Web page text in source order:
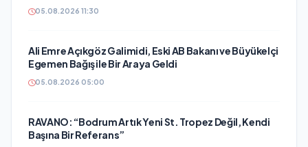
05.08.2026 11:30
Ali Emre Açıkgöz Galimidi, Eski AB Bakanı ve Büyükelçi
Egemen Bağış ile Bir Araya Geldi
05.08.2026 05:00
RAVANO: “Bodrum Artık Yeni St. Tropez Değil, Kendi
Başına Bir Referans”